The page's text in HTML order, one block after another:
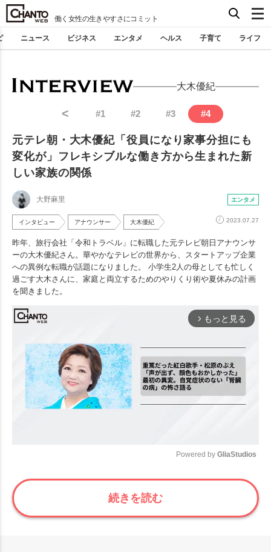
働く女性の生きやすさにコミット
ニュース ビジネス エンタメ ヘルス 子育て ライフ
大木優紀
< #1 #2 #3 #4
元テレ朝・大木優紀「役員になり家事分担にも
変化が」フレキシブルな働き方から生まれた新
しい家族の関係
大野麻里 エンタメ
インタビュー アナウンサー 大木優紀 2023.07.27
昨年、旅行会社「令和トラベル」に転職した元テレビ朝日アナウンサ
ーの大木優紀さん。華やかなテレビの世界から、スタートアップ企業
への異例な転職が話題になりました。 小学生2人の母としても忙しく
過ごす大木さんに、家庭と両立するためのやりくり術や夏休みの計画
を聞きました。
arrow_forward_ios もっと見る
Mute
Powered by GliaStudios
続きを読む